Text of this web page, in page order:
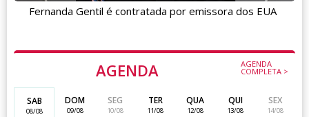
AGENDA AGENDA
COMPLETA >
SAB
08/08
DOM
09/08
SEG
10/08
TER
11/08
QUA
12/08
QUI
13/08
SEX
14/08
Fernanda Gentil é contratada por emissora dos EUA